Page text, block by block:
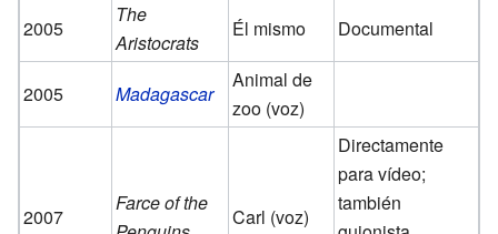
2005
The
Aristocrats
Él mismo Documental
2005 Madagascar
Animal de
zoo (voz)
2007
Farce of the
Carl (voz)
Directamente
para vídeo;
también